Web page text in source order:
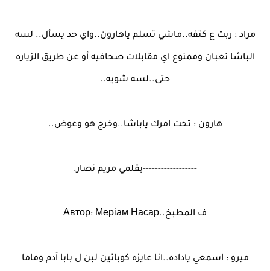
مراد : ربت ع كتفه..ماشي تسلم ياهارون..واي حد يسأل.. لسه
الباشا تعبان وممنوع اي مقابلات صحافيه أو عن طريق الزياره
حتى..لسه شويه..
هارون : تحت امرك ياباشا..وخرج هو وعوض..
------------------بقلمي مريم نصار.
ف المطبخ..Автор: Меріам Насар
ميرو : اسمعي ياداده..انا عايزه كوباتين لبن ل بابا آدم وماما